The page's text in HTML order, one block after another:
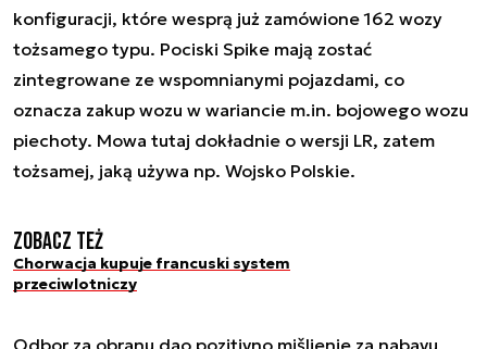
konfiguracji, które wesprą już zamówione 162 wozy
tożsamego typu. Pociski Spike mają zostać
zintegrowane ze wspomnianymi pojazdami, co
oznacza zakup wozu w wariancie m.in. bojowego wozu
piechoty. Mowa tutaj dokładnie o wersji LR, zatem
tożsamej, jaką używa np. Wojsko Polskie.
Zobacz też
Chorwacja kupuje francuski system
przeciwlotniczy